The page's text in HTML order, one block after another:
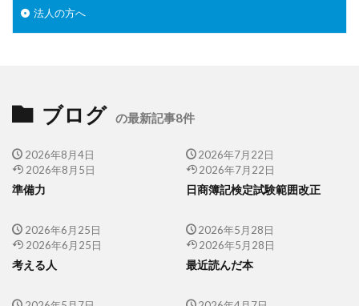
法人の方へ
ブログ の最新記事8件
2026年8月4日
2026年8月5日
準備力
2026年7月22日
2026年7月22日
日商簿記検定試験範囲改正
2026年6月25日
2026年6月25日
考える人
2026年5月28日
2026年5月28日
最近読んだ本